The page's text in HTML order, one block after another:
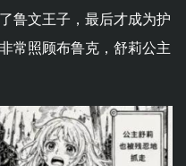
鲁文王子，最后才成为护
常照顾布鲁克，舒莉公主